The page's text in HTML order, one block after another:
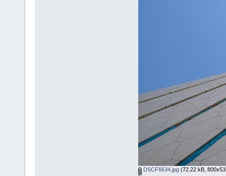
DSCF6634.jpg(72.22 kB,